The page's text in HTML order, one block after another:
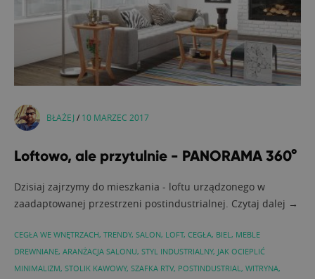
BŁAŻEJ / 10 MARZEC 2017
Loftowo, ale przytulnie - PANORAMA 360°
Dzisiaj zajrzymy do mieszkania - loftu urządzonego w
zaadaptowanej przestrzeni postindustrialnej. Czytaj dalej →
CEGŁA WE WNĘTRZACH, TRENDY, SALON, LOFT, CEGŁA, BIEL, MEBLE
DREWNIANE, ARANŻACJA SALONU, STYL INDUSTRIALNY, JAK OCIEPLIĆ
MINIMALIZM, STOLIK KAWOWY, SZAFKA RTV, POSTINDUSTRIAL, WITRYNA,